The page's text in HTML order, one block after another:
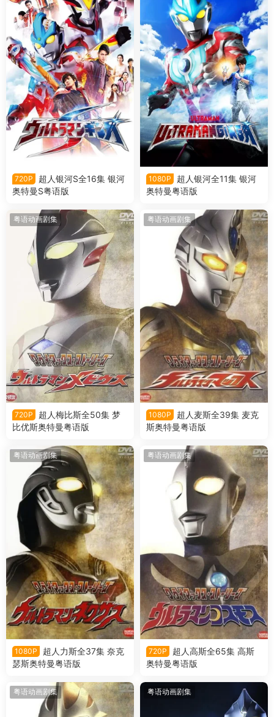
720P
超人银河S全16集 银河
奥特曼S粤语版
1080P
超人银河全11集 银河
奥特曼粤语版
粤语动画剧集
720P
超人梅比斯全50集 梦
比优斯奥特曼粤语版
粤语动画剧集
1080P
超人麦斯全39集 麦克
斯奥特曼粤语版
粤语动画剧集
1080P
超人力斯全37集 奈克
瑟斯奥特曼粤语版
粤语动画剧集
720P
超人高斯全65集 高斯
奥特曼粤语版
粤语动画剧集 粤语动画剧集